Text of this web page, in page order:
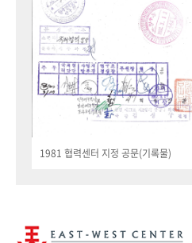
1981 협력센터 지정 공문(기록물)